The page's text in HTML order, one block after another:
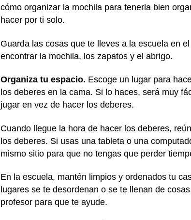
cómo organizar la mochila para tenerla bien
hacer por ti solo.
Guarda las cosas que te lleves a la escuela en
encontrar la mochila, los zapatos y el abrigo.
Organiza tu espacio. Escoge un lugar para
los deberes en la cama. Si lo haces, será muy
jugar en vez de hacer los deberes.
Cuando llegue la hora de hacer los deberes,
los deberes. Si usas una tableta o una
mismo sitio para que no tengas que perder
En la escuela, mantén limpios y ordenados tu
lugares se te desordenan o se te llenan de
profesor para que te ayude.